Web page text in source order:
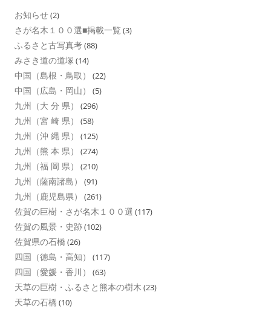
お知らせ(2)
さが名木１００選■掲載一覧 (3)
ふるさと古写真考(88)
みさき道の道塚 (14)
中国（島根・鳥取） (22)
中国（広島・岡山） (5)
九州（大 分 県） (296)
九州（宮 崎 県） (58)
九州（沖 縄 県） (125)
九州（熊 本 県） (274)
九州（福 岡 県） (210)
九州（薩南諸島） (91)
九州（鹿児島県） (261)
佐賀の巨樹・さが名木１００選 (117)
佐賀の風景・史跡(102)
佐賀県の石橋 (26)
四国（徳島・高知） (117)
四国（愛媛・香川） (63)
天草の巨樹・ふるさと熊本の樹木 (23)
天草の石橋 (10)